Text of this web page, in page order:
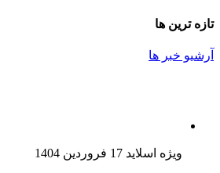
تازه ترین ها
آرشیو خبر ها
ویژه اسلاید 17 فروردین 1404